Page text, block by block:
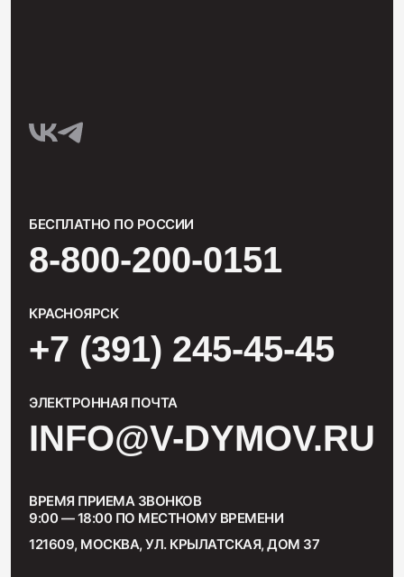
БЕСПЛАТНО ПО РОССИИ
8-800-200-0151
КРАСНОЯРСК
+7 (391) 245-45-45
ЭЛЕКТРОННАЯ ПОЧТА
INFO@V-DYMOV.RU
ВРЕМЯ ПРИЕМА ЗВОНКОВ
9:00 — 18:00 ПО МЕСТНОМУ ВРЕМЕНИ
121609, МОСКВА, УЛ. КРЫЛАТСКАЯ, ДОМ 37